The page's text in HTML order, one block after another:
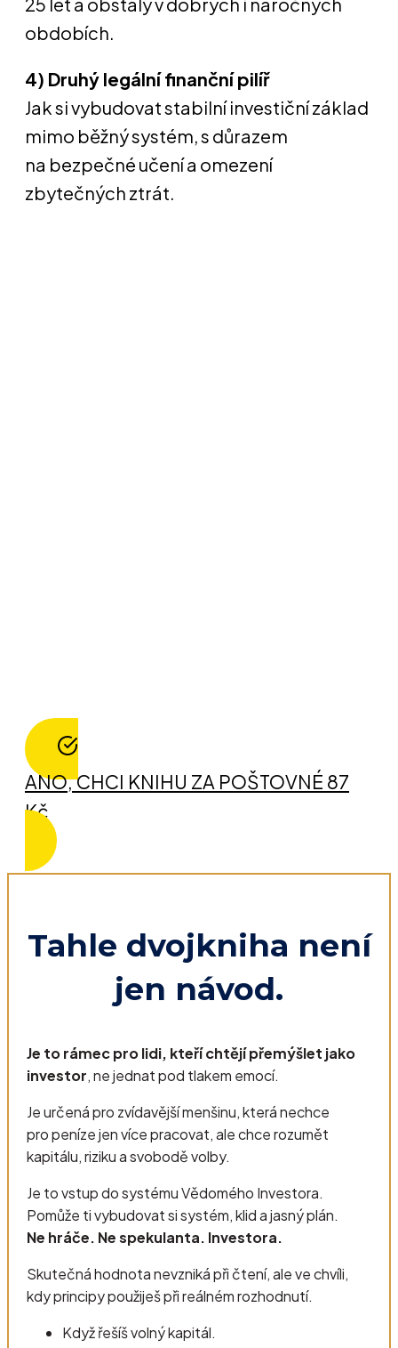
obdobích.
4) Druhý legální finanční pilíř
Jak si vybudovat stabilní investiční základ
mimo běžný systém, s důrazem
na bezpečné učení a omezení
zbytečných ztrát.
ANO, CHCI KNIHU ZA POŠTOVNÉ 87
Kč
Tahle dvojkniha není
jen návod.
Je to rámec pro lidi, kteří chtějí přemýšlet jako
investor, ne jednat pod tlakem emocí.
Je určená pro zvídavější menšinu, která nechce
pro peníze jen více pracovat, ale chce rozumět
kapitálu, riziku a svobodě volby.
Je to vstup do systému Vědomého Investora.
Pomůže ti vybudovat si systém, klid a jasný plán.
Ne hráče. Ne spekulanta. Investora.
Skutečná hodnota nevzniká při čtení, ale ve chvíli,
kdy principy použiješ při reálném rozhodnutí.
Když řešíš volný kapitál.